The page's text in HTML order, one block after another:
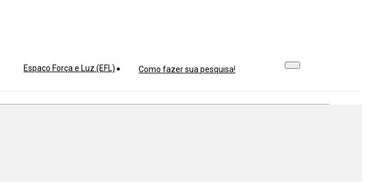
Espaço Força e Luz (EFL) Como fazer sua pesquisa!